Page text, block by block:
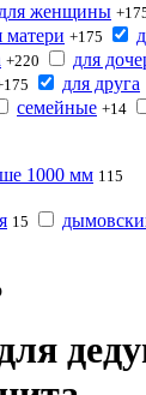
женщины
матери +175
+220 для
для друга
семейные +14
1000 мм 115
15